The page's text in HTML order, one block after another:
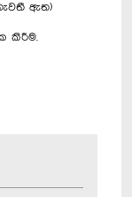
ඇත)
කිරීම.